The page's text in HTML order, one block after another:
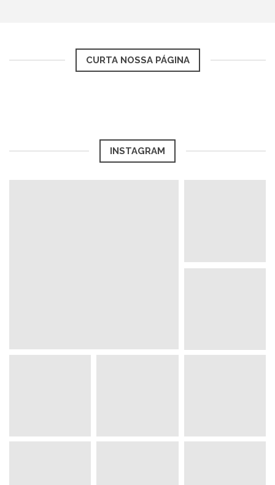
CURTA NOSSA PÁGINA
INSTAGRAM